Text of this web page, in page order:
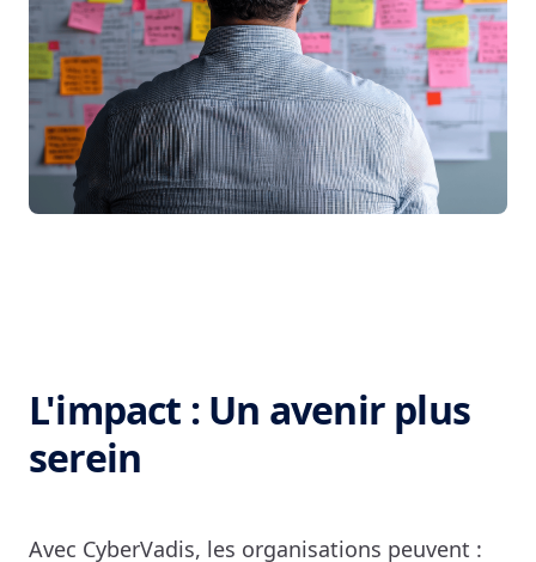
L'impact : Un avenir plus
serein
Avec CyberVadis, les organisations peuvent :